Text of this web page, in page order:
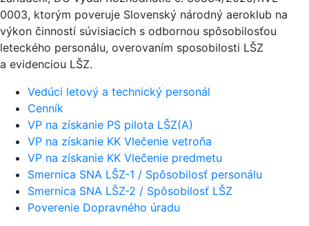
0003, ktorým poveruje Slovenský národný aeroklub na
výkon činností súvisiacich s odbornou spôsobilosťou
leteckého personálu, overovaním sposobilosti LŠZ
a evidenciou LŠZ.
Vedúci letový a technický personál
Cenník
VP na získanie PS pilota LŠZ(A)
VP na získanie KK Vlečenie vetroňa
VP na získanie KK Vlečenie predmetu
Smernica SNA LŠZ-1 / Spôsobilosť personálu
Smernica SNA LŠZ-2 / Spôsobilosť LŠZ
Poverenie Dopravného úradu